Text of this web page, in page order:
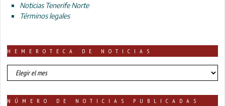
Noticias Tenerife Norte
Términos legales
HEMEROTECA DE NOTICIAS
HEMEROTECA
DE
NÚMERO DE NOTICIAS PUBLICADAS